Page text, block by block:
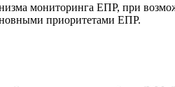
мониторинга ЕПР, при
приоритетами ЕПР.